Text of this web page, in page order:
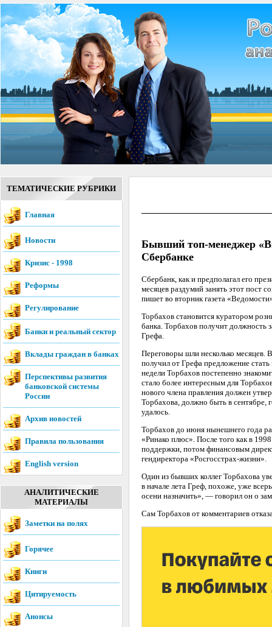
ТЕМАТИЧЕСКИЕ РУБРИКИ
Главная
Новости
Кризис - 1998
Реформы
Регулирование
Банки и реальный сектор
Вклады граждан в банках
Перспективы развития
банковской системы
России
Архив новостей
Правила пользования
English version
АНАЛИТИЧЕСКИЕ
МАТЕРИАЛЫ
Заметки на полях
Горячее
Книги
Цитируемость
Анонсы
Бывший топ-менеджер
Сбербанке
Сбербанк, как и предполагал его
месяцев раздумий занять этот пост
пишет во вторник газета
Торбахов становится куратором
банка. Торбахов получит должность
Грефа.
Переговоры шли несколько месяцев.
получил от Грефа предложение
недели Торбахов постепенно
стало более интересным для
нового члена правления должен
Торбахова, должно быть в сентябре,
удалось.
Торбахов до июня нынешнего года
«Ринако плюс». После того как в
поддержки, потом финансовым
гендиректора «Росгосстрах-жизни».
Один из бывших коллег Торбахова
в начале лета Греф, похоже, уже
осени назначить», — говорил он о
Сам Торбахов от комментариев